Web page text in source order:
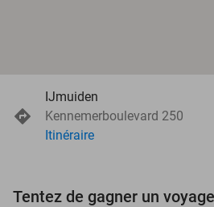
IJmuiden
Kennemerboulevard 250
Itinéraire